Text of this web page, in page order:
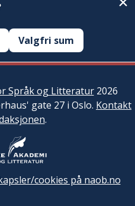
Valgfri sum
Språk og Litteratur2026
gate 27 i Oslo. Kontakt
.
cookies på naob.no